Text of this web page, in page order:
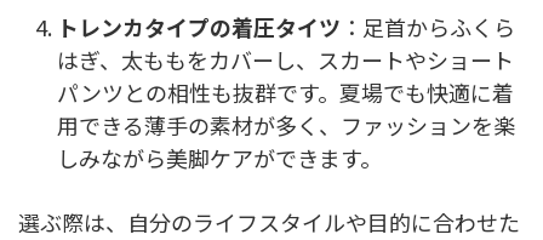
トレンカタイプの着圧タイツ ：足首からふくら
はぎ、太ももをカバーし、スカートやショート
パンツとの相性も抜群です。夏場でも快適に着
用できる薄手の素材が多く、ファッションを楽
しみながら美脚ケアができます。
選ぶ際は、自分のライフスタイルや目的に合わせた